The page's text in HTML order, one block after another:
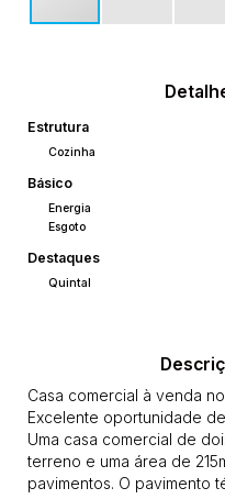
Estrutura
Cozinha
Básico
Energia
Esgoto
Destaques
Quintal
Casa comercial à venda
Excelente oportunidade
Uma casa comercial de
terreno e uma área de
pavimentos. O pavimento